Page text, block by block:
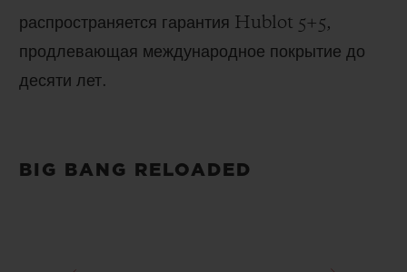
распространяется гарантия Hublot 5+5,
продлевающая международное покрытие до
десяти лет.
BIG BANG RELOADED